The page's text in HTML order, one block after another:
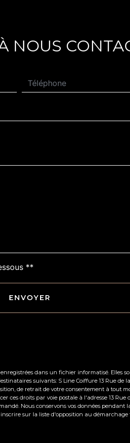
NOUS
**
ENVOYER
dans un fichier informatisé. Elles
suivants: S Line Coiffure 13 Rue
de retrait de votre consentement à
ces droits par voie postale à l'adresse 13
Nous conservons vos données pendant
sur la liste d'opposition au